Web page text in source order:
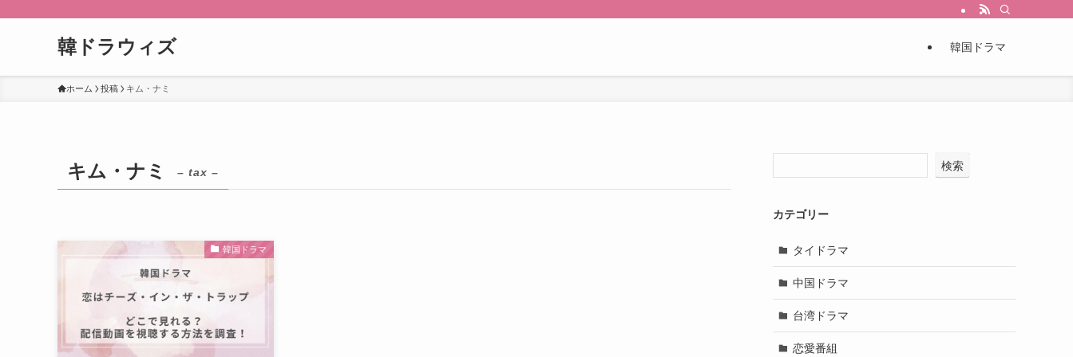
韓ドラウィズ 韓国ドラマ
ホーム 投稿 キム・ナミ
キム・ナミ – tax –
韓国ドラマ
検索
カテゴリー
タイドラマ
中国ドラマ
台湾ドラマ
恋愛番組